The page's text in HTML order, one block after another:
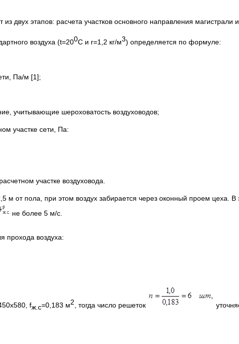
двух этапов: расчета участков основного направления магистрали и
воздуха (t=200С и r=1,2 кг/м3) определяется по формуле:
Па/м [1];
учитывающие шероховатость воздуховодов;
участке сети, Па:
участке воздуховода.
м от пола, при этом воздух забирается через оконный проем цеха.
не более 5 м/с.
прохода воздуха:
fж.с=0,183 м2, тогда число решеток